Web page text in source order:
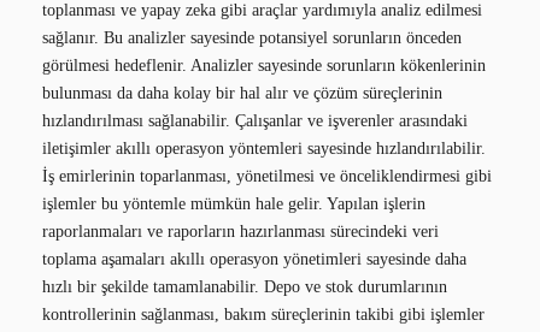
toplanması ve yapay zeka gibi araçlar yardımıyla analiz edilmesi
sağlanır. Bu analizler sayesinde potansiyel sorunların önceden
görülmesi hedeflenir. Analizler sayesinde sorunların kökenlerinin
bulunması da daha kolay bir hal alır ve çözüm süreçlerinin
hızlandırılması sağlanabilir. Çalışanlar ve işverenler arasındaki
iletişimler akıllı operasyon yöntemleri sayesinde hızlandırılabilir.
İş emirlerinin toparlanması, yönetilmesi ve önceliklendirmesi gibi
işlemler bu yöntemle mümkün hale gelir. Yapılan işlerin
raporlanmaları ve raporların hazırlanması sürecindeki veri
toplama aşamaları akıllı operasyon yönetimleri sayesinde daha
hızlı bir şekilde tamamlanabilir. Depo ve stok durumlarının
kontrollerinin sağlanması, bakım süreçlerinin takibi gibi işlemler